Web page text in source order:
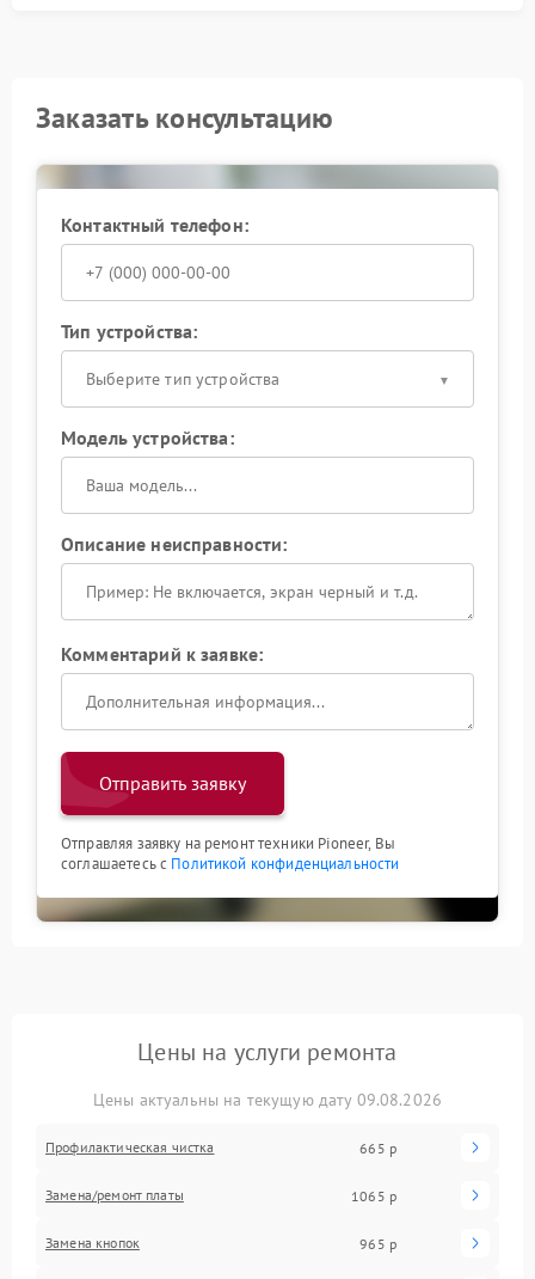
Заказать консультацию
Контактный телефон:
Тип устройства:
Выберите тип устройства
Модель устройства:
Описание неисправности:
Комментарий к заявке:
Отправить заявку
Отправляя заявку на ремонт техники Pioneer, Вы
соглашаетесь с Политикой конфиденциальности
Цены на услуги ремонта
Цены актуальны на текущую дату 09.08.2026
Профилактическая чистка 665 р
Замена/ремонт платы 1065 р
Замена кнопок 965 р